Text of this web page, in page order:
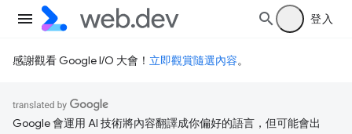
登入
感謝觀看 Google I/O 大會！ 立即觀賞隨選內容。
Google 會運用 AI 技術將內容翻譯成你偏好的語言，但可能會出